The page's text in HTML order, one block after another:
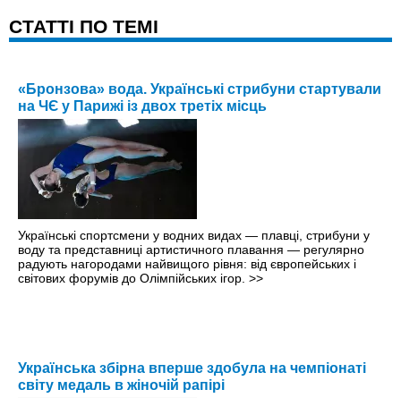
CТАТТІ ПО ТЕМІ
«Бронзова» вода. Українські стрибуни стартували
на ЧЄ у Парижі із двох третіх місць
Українські спортсмени у водних видах — плавці, стрибуни у
воду та представниці артистичного плавання — регулярно
радують нагородами найвищого рівня: від європейських і
світових форумів до Олімпійських ігор. >>
Українська збірна вперше здобула на чемпіонаті
світу медаль в жіночій рапірі